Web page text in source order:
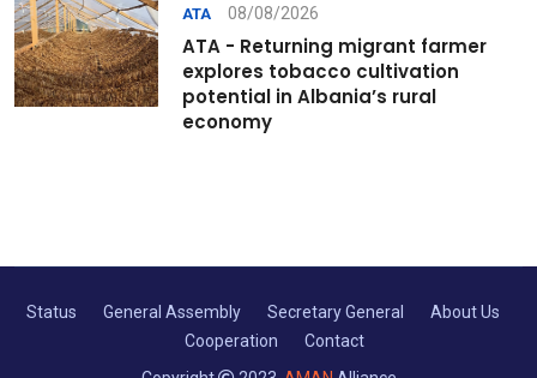
ATA 08/08/2026
ATA - Returning migrant farmer
explores tobacco cultivation
potential in Albania’s rural
economy
Status General Assembly Secretary General
About Us
Cooperation
Contact